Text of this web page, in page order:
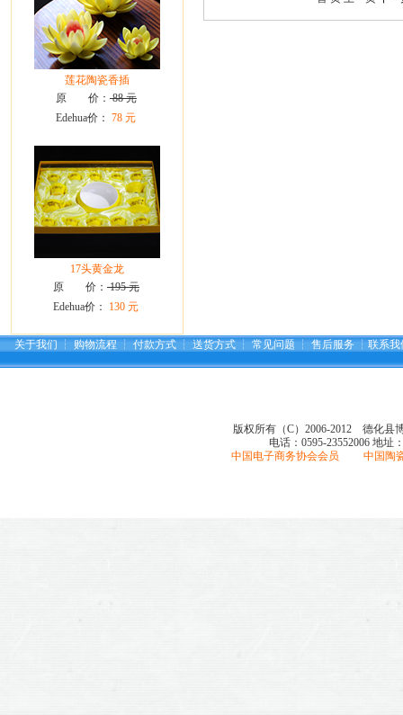
莲花陶瓷香插
原 价： 88 元
Edehua价： 78 元
17头黄金龙
原 价： 195 元
Edehua价：
130 元
关于我们 ┆ 购物流程 ┆ 付款方式 ┆ 送货方式 ┆ 常见问题 ┆ 售后服务 ┆ 联系我
版权所有（C）2006-2012 德化县
电话：0595-23552006 地址
中国电子商务协会会员 中国陶